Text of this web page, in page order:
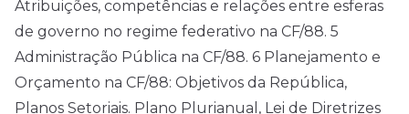
Atribuições, competências e relações entre esferas
de governo no regime federativo na CF/88. 5
Administração Pública na CF/88. 6 Planejamento e
Orçamento na CF/88: Objetivos da República,
Planos Setoriais. Plano Plurianual, Lei de Diretrizes